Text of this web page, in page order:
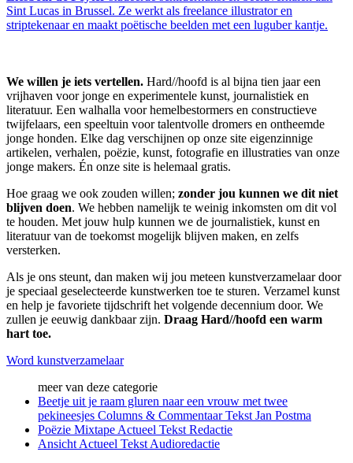
Sint Lucas in Brussel. Ze werkt als freelance illustrator en
striptekenaar en maakt poëtische beelden met een luguber kantje.
We willen je iets vertellen. Hard//hoofd is al bijna tien jaar een
vrijhaven voor jonge en experimentele kunst, journalistiek en
literatuur. Een walhalla voor hemelbestormers en constructieve
twijfelaars, een speeltuin voor talentvolle dromers en ontheemde
jonge honden. Elke dag verschijnen op onze site eigenzinnige
artikelen, verhalen, poëzie, kunst, fotografie en illustraties van onze
jonge makers. Én onze site is helemaal gratis.
Hoe graag we ook zouden willen; zonder jou kunnen we dit niet
blijven doen. We hebben namelijk te weinig inkomsten om dit vol
te houden. Met jouw hulp kunnen we de journalistiek, kunst en
literatuur van de toekomst mogelijk blijven maken, en zelfs
versterken.
Als je ons steunt, dan maken wij jou meteen kunstverzamelaar door
je speciaal geselecteerde kunstwerken toe te sturen. Verzamel kunst
en help je favoriete tijdschrift het volgende decennium door. We
zullen je eeuwig dankbaar zijn. Draag Hard//hoofd een warm
hart toe.
Word kunstverzamelaar
meer van deze categorie
Beetje uit je raam gluren naar een vrouw met twee
pekineesjes Columns & Commentaar Tekst Jan Postma
Poëzie Mixtape Actueel Tekst Redactie
Ansicht Actueel Tekst Audioredactie